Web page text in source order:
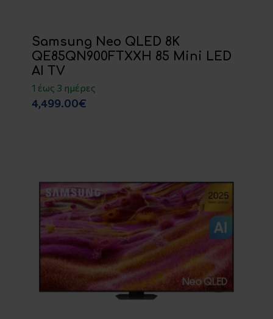
Samsung Neo QLED 8K
QE85QN900FTXXH 85 Mini LED
AI TV
1 έως 3 ημέρες
4,499.00€